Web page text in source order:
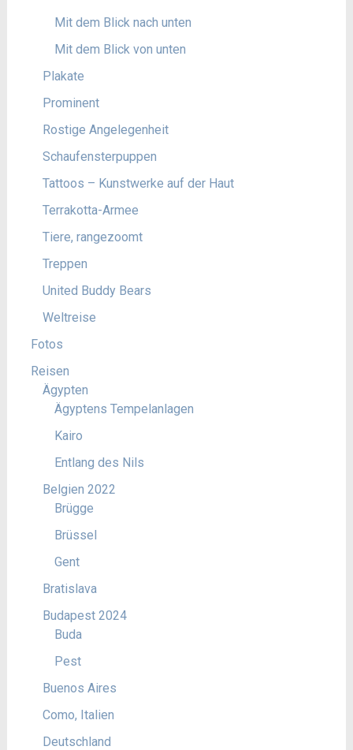
Mit dem Blick nach unten
Mit dem Blick von unten
Plakate
Prominent
Rostige Angelegenheit
Schaufensterpuppen
Tattoos – Kunstwerke auf der Haut
Terrakotta-Armee
Tiere, rangezoomt
Treppen
United Buddy Bears
Weltreise
Fotos
Reisen
Ägypten
Ägyptens Tempelanlagen
Kairo
Entlang des Nils
Belgien 2022
Brügge
Brüssel
Gent
Bratislava
Budapest 2024
Buda
Pest
Buenos Aires
Como, Italien
Deutschland